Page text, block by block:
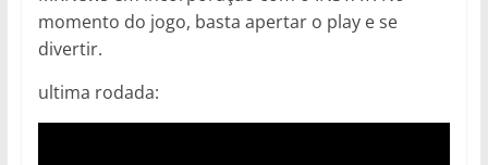
momento do jogo, basta apertar o play e se
divertir.
ultima rodada: